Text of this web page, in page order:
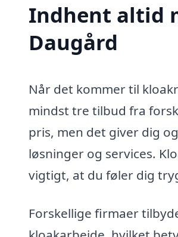
Indhent altid
Daugård
Når det kommer til
mindst tre tilbud fra
pris, men det giver dig
løsninger og services.
vigtigt, at du føler dig
Forskellige firmaer